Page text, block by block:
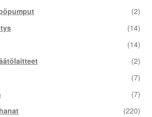
(2)
(14)
(14)
(2)
(7)
(7)
(220)